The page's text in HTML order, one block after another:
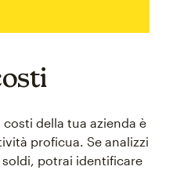
della tua azienda è
proficua. Se analizzi
potrai identificare